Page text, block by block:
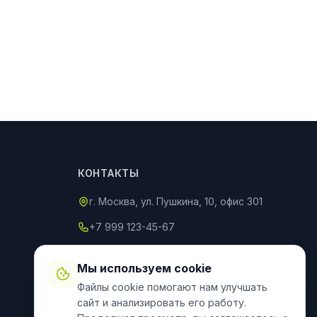
КОНТАКТЫ
г. Москва, ул. Пушкина, 10, офис 301
+7 999 123-45-67
Пн–Пт: 9:00–20:00, Сб–Вс: 10:00–
18:00
Мы используем cookie
Файлы cookie помогают нам улучшать
сайт и анализировать его работу.